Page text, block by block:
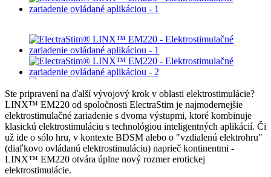
Ste pripravení na ďalší vývojový krok v oblasti elektrostimulácie?
LINX™ EM220 od spoločnosti ElectraStim je najmodernejšie
elektrostimulačné zariadenie s dvoma výstupmi, ktoré kombinuje
klasickú elektrostimuláciu s technológiou inteligentných aplikácií. Či
už ide o sólo hru, v kontexte BDSM alebo o "vzdialenú elektrohru"
(diaľkovo ovládanú elektrostimuláciu) naprieč kontinentmi -
LINX™ EM220 otvára úplne nový rozmer erotickej
elektrostimulácie.